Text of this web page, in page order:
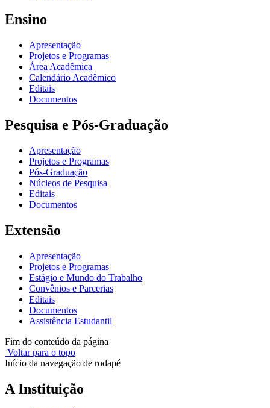
Ensino
Apresentação
Projetos e Programas
Área Acadêmica
Calendário Acadêmico
Editais
Documentos
Pesquisa e Pós-Graduação
Apresentação
Projetos e Programas
Pós-Graduação
Núcleos de Pesquisa
Editais
Documentos
Extensão
Apresentação
Projetos e Programas
Estágio e Mundo do Trabalho
Convênios e Parcerias
Editais
Documentos
Assistência Estudantil
Fim do conteúdo da página
Voltar para o topo
Início da navegação de rodapé
A Instituição